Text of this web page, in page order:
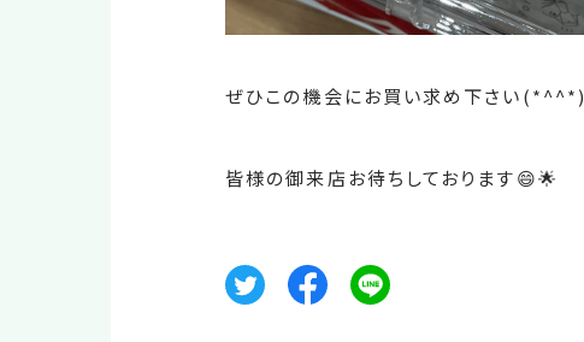
ぜひこの機会にお買い求め下さい(*^^*)
皆様の御来店お待ちしております😄🌟